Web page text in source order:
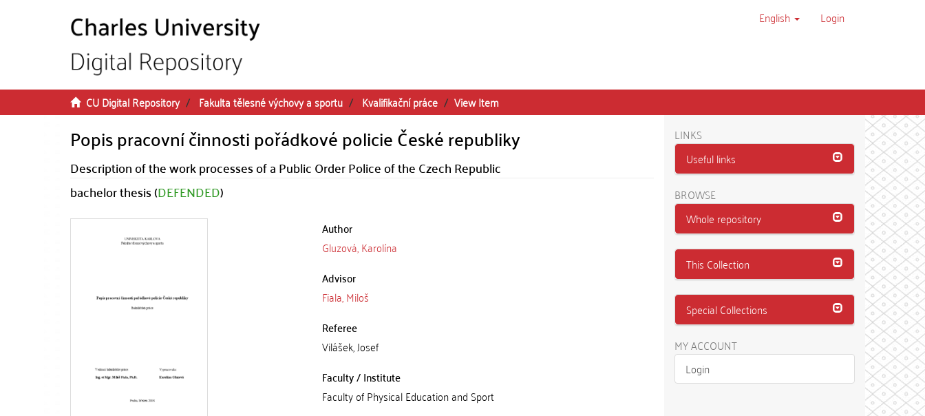
English Login
CU Digital Repository Fakulta tělesné výchovy a sportu Kvalifikační práce View Item
Popis pracovní činnosti pořádkové policie České republiky
Description of the work processes of a Public Order Police of the Czech Republic
bachelor thesis (DEFENDED)
Author
Gluzová, Karolína
Advisor
Fiala, Miloš
Referee
Vilášek, Josef
Faculty / Institute
Faculty of Physical Education and Sport
LINKS
Useful links
BROWSE
Whole repository
This Collection
Special Collections
MY ACCOUNT
Login